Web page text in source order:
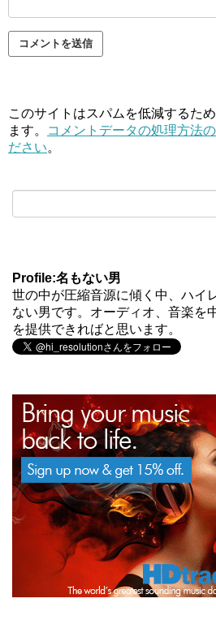
このサイトはスパムを低減するた
ます。
コメントデータの処理方法
ださい。
Profile:名もない男
世の中が圧縮音源に傾く中、ハイ
ない男です。オーディオ、音楽を
を提供できればと思います。